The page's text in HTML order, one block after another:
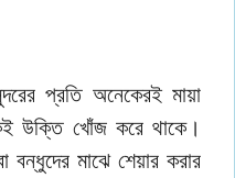
প্রতি অনেকেরই মায়া
উক্তি খোঁজ করে থাকে।
মাঝে শেয়ার করার